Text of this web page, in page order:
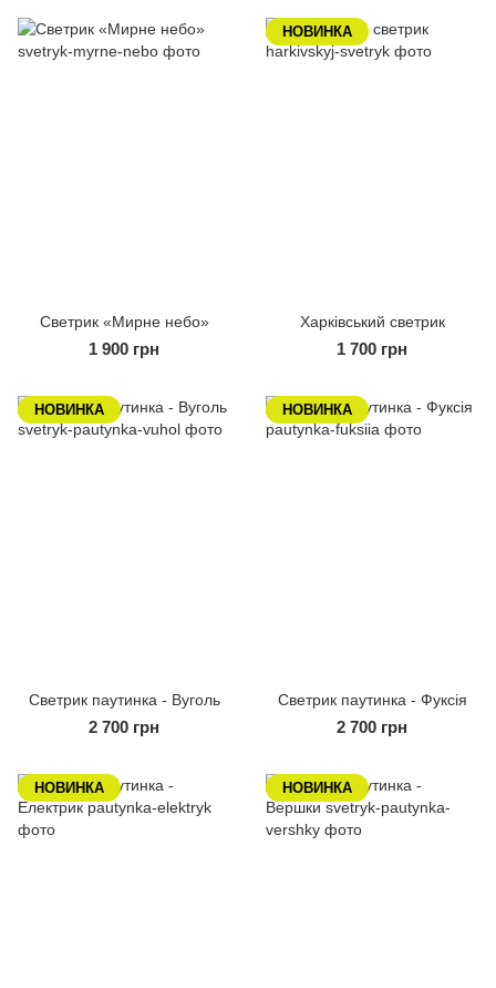
Светрик «Мирне небо»
1 900 грн
НОВИНКА
Харківський светрик
1 700 грн
НОВИНКА
Светрик паутинка - Вуголь
2 700 грн
НОВИНКА
Светрик паутинка - Фуксія
2 700 грн
НОВИНКА НОВИНКА